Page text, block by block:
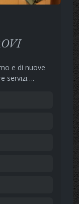
e di nuove
servizi….